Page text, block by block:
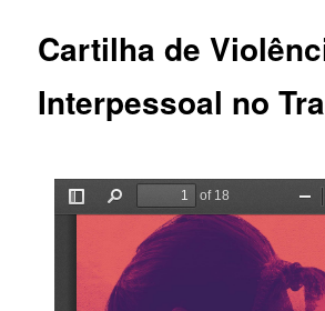
Cartilha de
Interpessoal no